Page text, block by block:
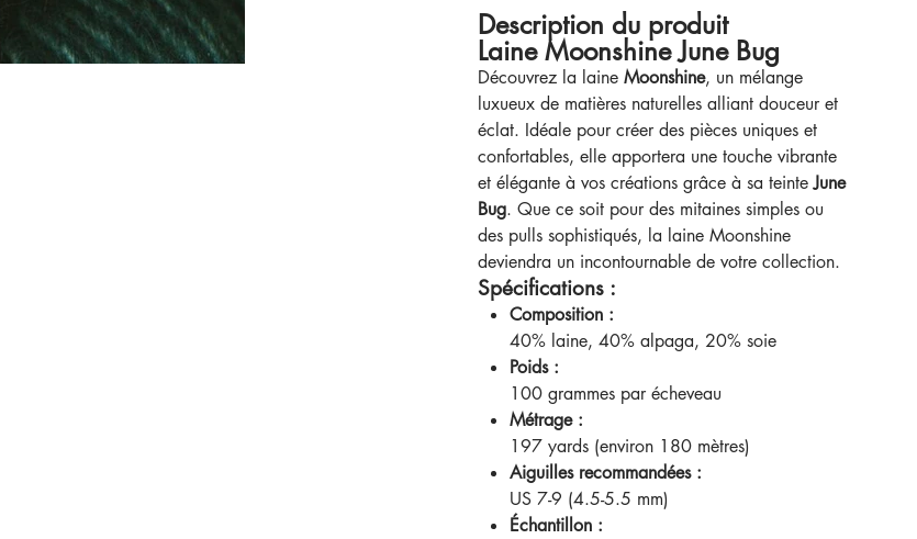
Description du produit
Laine Moonshine June Bug
Découvrez la laine Moonshine, un mélange
luxueux de matières naturelles alliant douceur et
éclat. Idéale pour créer des pièces uniques et
confortables, elle apportera une touche vibrante
et élégante à vos créations grâce à sa teinteJune
Bug. Que ce soit pour des mitaines simples ou
des pulls sophistiqués, la laine Moonshine
deviendra un incontournable de votre collection.
Spécifications :
Composition :
40% laine, 40% alpaga, 20% soie
Poids :
100 grammes par écheveau
Métrage :
197 yards (environ 180 mètres)
Aiguilles recommandées :
US 7-9 (4.5-5.5 mm)
Échantillon :